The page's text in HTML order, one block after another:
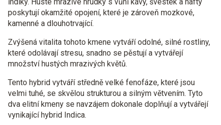
poskytují okamžité opojení, které je zároveň mozkové,
kamenné a dlouhotrvající.
Zvýšená vitalita tohoto kmene vytváří odolné, silné rostliny,
které odolávají stresu, snadno se pěstují a vytvářejí
množství hustých mrazivých květů.
Tento hybrid vytváří středně velké fenofáze, které jsou
velmi tuhé, se skvělou strukturou a silným větvením. Tyto
dva elitní kmeny se navzájem dokonale doplňují a vytvářejí
vynikající hybrid Indica.